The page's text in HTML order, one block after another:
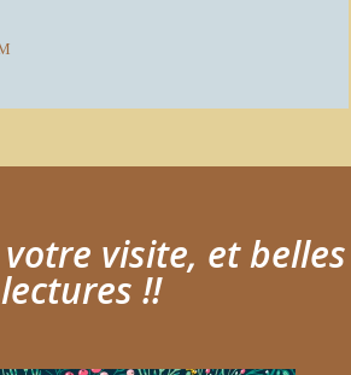
visite, et belles
lectures !!